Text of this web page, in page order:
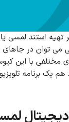
تهیه استند لمسی
می توان در جاهای
مختلفی با این
هم یک برنامه